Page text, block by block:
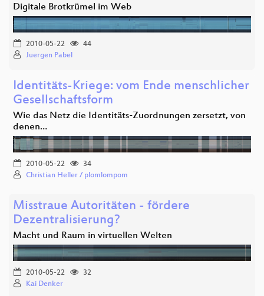
Digitale Brotkrümel im Web
2010-05-22
44
Juergen Pabel
Identitäts-Kriege: vom Ende menschlicher
Gesellschaftsform
Wie das Netz die Identitäts-Zuordnungen zersetzt, von
denen…
2010-05-22
34
Christian Heller / plomlompom
Misstraue Autoritäten - fördere
Dezentralisierung?
Macht und Raum in virtuellen Welten
2010-05-22
32
Kai Denker